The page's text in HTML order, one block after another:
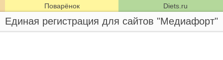
Поварёнок Diets.ru
Единая регистрация для сайтов "Медиафорт"